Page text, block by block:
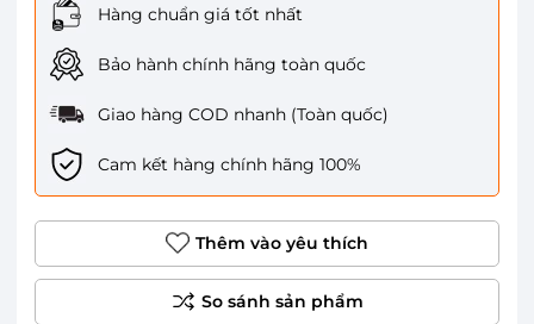
Hàng chuẩn giá tốt nhất
Bảo hành chính hãng toàn quốc
Giao hàng COD nhanh (Toàn quốc)
Cam kết hàng chính hãng 100%
Thêm vào yêu thích